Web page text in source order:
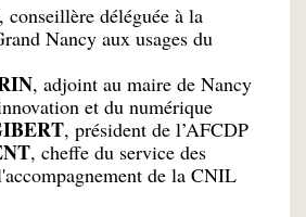
, conseillère déléguée à la
Nancy aux usages du
, adjoint au maire de Nancy
et du numérique
, président de l’AFCDP
, cheffe du service des
de la CNIL